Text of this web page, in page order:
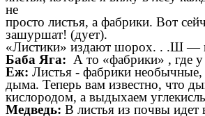
не
просто листья, а фабрики. Вот
зашуршат! (дует).
«Листики» издают шорох. . .Ш—
Баба Яга: А то «фабрики» , где
Еж: Листья - фабрики необычные,
дыма. Теперь вам известно, что
кислородом, а выдыхаем
Медведь: В листья из почвы идет